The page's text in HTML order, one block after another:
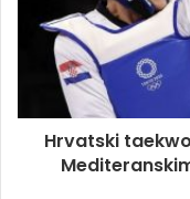
Hrvatski